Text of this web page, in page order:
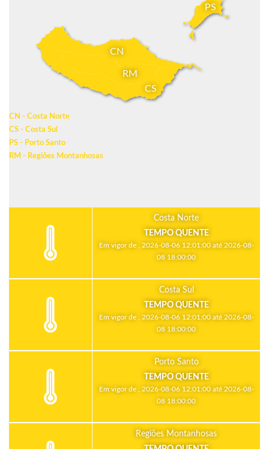
CN
CS
PS
RM
CN - Costa Norte
CS - Costa Sul
PS - Porto Santo
RM - Regiões Montanhosas
Costa Norte
TEMPO QUENTE
Em vigor de , 2026-08-06 12:01:00 até 2026-08-
08 18:00:00
Costa Sul
TEMPO QUENTE
Em vigor de , 2026-08-06 12:01:00 até 2026-08-
08 18:00:00
Porto Santo
TEMPO QUENTE
Em vigor de , 2026-08-06 12:01:00 até 2026-08-
08 18:00:00
Regiões Montanhosas